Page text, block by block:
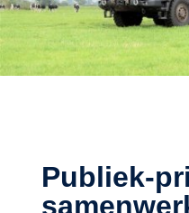
Publiek-private